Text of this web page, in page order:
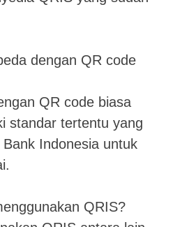
dengan QR code
QR code biasa
standar tertentu yang
Indonesia untuk
QRIS?